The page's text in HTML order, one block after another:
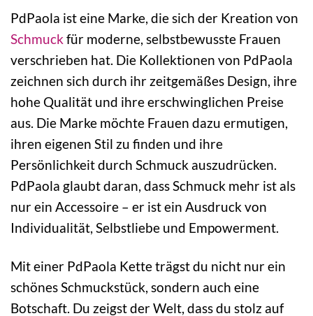
PdPaola ist eine Marke, die sich der Kreation von
Schmuck für moderne, selbstbewusste Frauen
verschrieben hat. Die Kollektionen von PdPaola
zeichnen sich durch ihr zeitgemäßes Design, ihre
hohe Qualität und ihre erschwinglichen Preise
aus. Die Marke möchte Frauen dazu ermutigen,
ihren eigenen Stil zu finden und ihre
Persönlichkeit durch Schmuck auszudrücken.
PdPaola glaubt daran, dass Schmuck mehr ist als
nur ein Accessoire – er ist ein Ausdruck von
Individualität, Selbstliebe und Empowerment.
Mit einer PdPaola Kette trägst du nicht nur ein
schönes Schmuckstück, sondern auch eine
Botschaft. Du zeigst der Welt, dass du stolz auf